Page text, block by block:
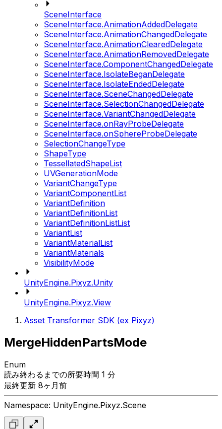
SceneInterface
SceneInterface.AnimationAddedDelegate
SceneInterface.AnimationChangedDelegate
SceneInterface.AnimationClearedDelegate
SceneInterface.AnimationRemovedDelegate
SceneInterface.ComponentChangedDelegate
SceneInterface.IsolateBeganDelegate
SceneInterface.IsolateEndedDelegate
SceneInterface.SceneChangedDelegate
SceneInterface.SelectionChangedDelegate
SceneInterface.VariantChangedDelegate
SceneInterface.onRayProbeDelegate
SceneInterface.onSphereProbeDelegate
SelectionChangeType
ShapeType
TessellatedShapeList
UVGenerationMode
VariantChangeType
VariantComponentList
VariantDefinition
VariantDefinitionList
VariantDefinitionListList
VariantList
VariantMaterialList
VariantMaterials
VisibilityMode
UnityEngine.Pixyz.Unity
UnityEngine.Pixyz.View
Asset Transformer SDK (ex Pixyz)
MergeHiddenPartsMode
Enum
読み終わるまでの所要時間 1 分
最終更新 8ヶ月前
Namespace: UnityEngine.Pixyz.Scene